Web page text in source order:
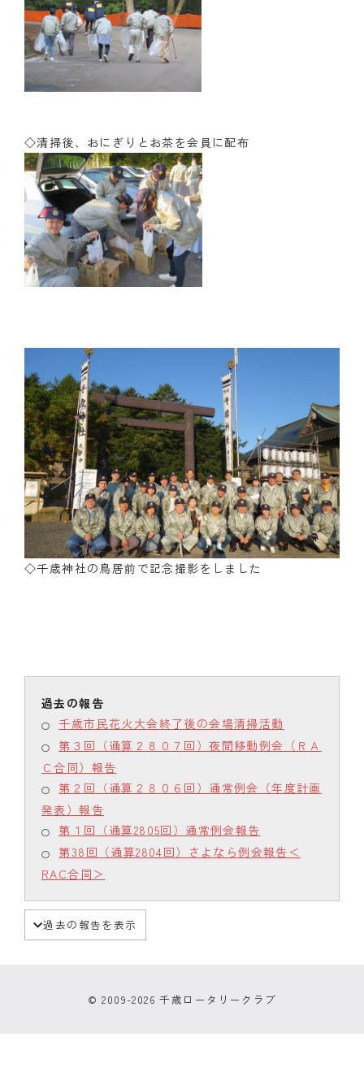
◇清掃後、おにぎりとお茶を会員に配布
◇千歳神社の鳥居前で記念撮影をしました
千歳市民花火大会終了後の会場清掃活動
第３回（通算２８０７回）夜間移動例会（ＲＡ
Ｃ合同）報告
第２回（通算２８０６回）通常例会（年度計画
発表）報告
第１回（通算2805回）通常例会報告
第38回（通算2804回）さよなら例会報告＜
RAC合同＞
過去の報告を表示
© 2009-2026 千歳ロータリークラブ